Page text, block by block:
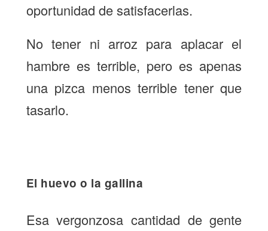
oportunidad de satisfacerlas.
No tener ni arroz para aplacar el
hambre es terrible, pero es apenas
una pizca menos terrible tener que
tasarlo.
El huevo o la gallina
Esa vergonzosa cantidad de gente